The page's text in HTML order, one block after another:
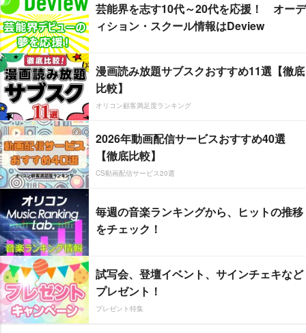
芸能界を志す10代～20代を応援！ オーデ
ィション・スクール情報はDeview
漫画読み放題サブスクおすすめ11選【徹底
比較】
オリコン顧客満足度ランキング
2026年動画配信サービスおすすめ40選
【徹底比較】
CS動画配信サービス20選
毎週の音楽ランキングから、ヒットの推移
をチェック！
試写会、登壇イベント、サインチェキなど
プレゼント！
プレゼント特集